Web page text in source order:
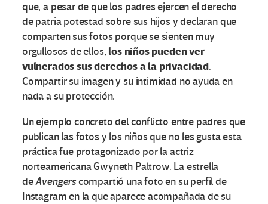
que, a pesar de que los padres ejercen el derecho
de patria potestad sobre sus hijos y declaran que
comparten sus fotos porque se sienten muy
orgullosos de ellos, los niños pueden ver
vulnerados sus derechos a la privacidad.
Compartir su imagen y su intimidad no ayuda en
nada a su protección.
Un ejemplo concreto del conflicto entre padres que
publican las fotos y los niños que no les gusta esta
práctica fue protagonizado por la actriz
norteamericana Gwyneth Paltrow. La estrella
deAvengerscompartió una foto en su perfil de
Instagram en la que aparece acompañada de su